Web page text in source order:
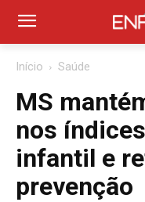
Início Saúde
MS
nos
infantil e
prevenção